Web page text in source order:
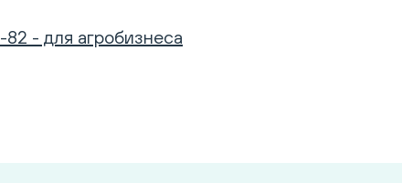
82 - для агробизнеса